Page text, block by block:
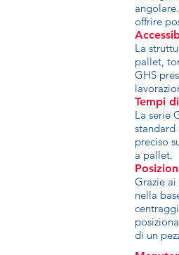
offrire
La
pallet,
GHS
Tempi
La serie
standard
preciso
a pallet.
Grazie
nella
di un